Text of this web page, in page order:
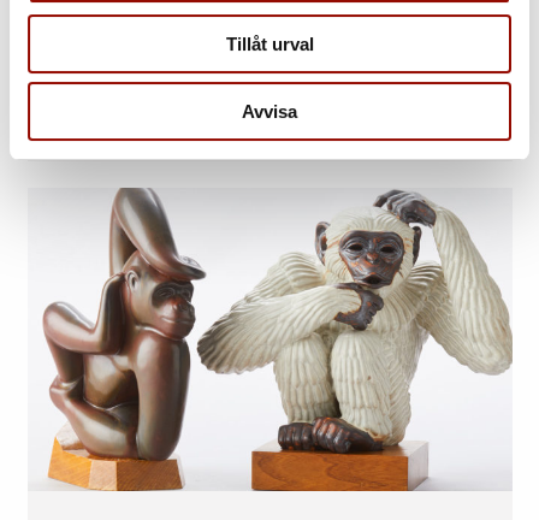
Tillåt urval
Avvisa
TILL KATALOGEN
Se alla auktionens objekt »